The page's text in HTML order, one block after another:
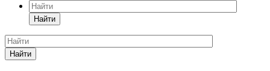
Найти
Найти